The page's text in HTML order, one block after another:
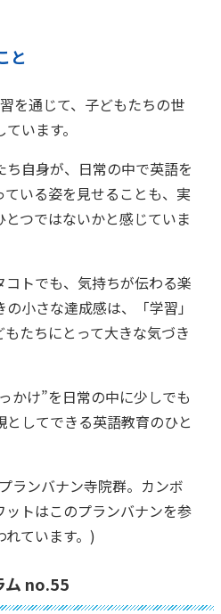
と
を通じて、子どもたちの世
います。
自身が、日常の中で英語を
いる姿を見せることも、実
つではないかと感じていま
トでも、気持ちが伝わる楽
小さな達成感は、「学習」
たちにとって大きな気づき
かけ”を日常の中に少しでも
してできる英語教育のひと
ランバナン寺院群。カンボ
トはこのプランバナンを参
ています。)
ム no.55